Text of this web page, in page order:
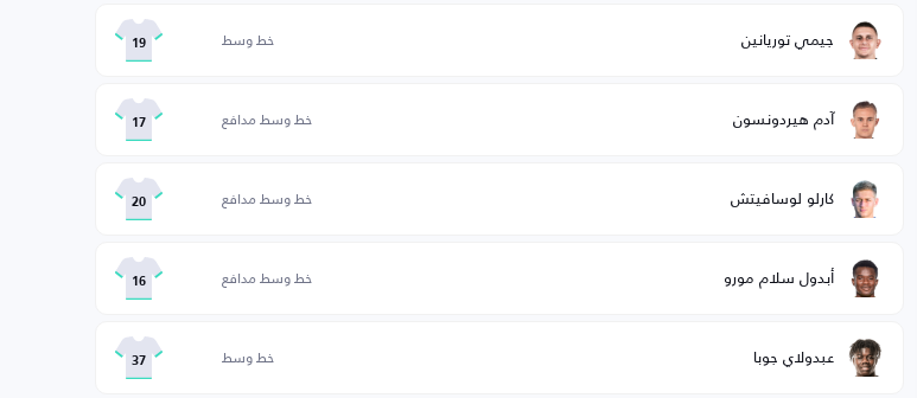
جيمي توريانين خط وسط 19
آدم هيردونسون خط وسط مدافع 17
كارلو لوسافيتش خط وسط مدافع 20
أبدول سلام مورو خط وسط مدافع 16
عبدولاي جوبا خط وسط 37